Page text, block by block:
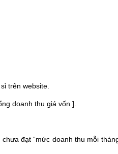
trên website.
doanh thu giá vốn ].
đạt “mức doanh thu mỗi